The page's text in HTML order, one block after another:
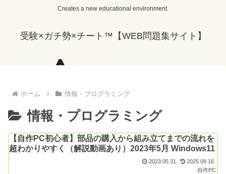
Creates a new educational environment.
受験×ガチ勢×チート™【WEB問題集サイト】
ホーム 情報・プログラミング
情報・プログラミング
【自作PC初心者】部品の購入から組み立てまでの流れを
超わかりやすく（解説動画あり）2023年5月 Windows11
2023.05.31
2025.09.16
自作PC